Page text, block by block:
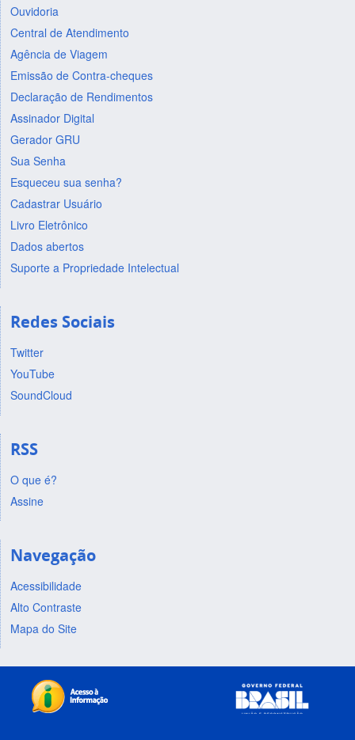
Ouvidoria
Central de Atendimento
Agência de Viagem
Emissão de Contra-cheques
Declaração de Rendimentos
Assinador Digital
Gerador GRU
Sua Senha
Esqueceu sua senha?
Cadastrar Usuário
Livro Eletrônico
Dados abertos
Suporte a Propriedade Intelectual
Redes Sociais
Twitter
YouTube
SoundCloud
RSS
O que é?
Assine
Navegação
Acessibilidade
Alto Contraste
Mapa do Site